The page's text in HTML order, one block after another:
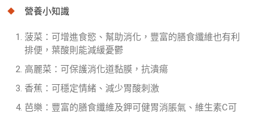
營養小知識
菠菜：可增進食慾、幫助消化，豐富的膳食纖維也有利
排便，葉酸則能減緩憂鬱
高麗菜：可保護消化道黏膜，抗潰瘍
香蕉：可穩定情緒、減少胃酸刺激
芭樂：豐富的膳食纖維及鉀可健胃消脹氣、維生素C可